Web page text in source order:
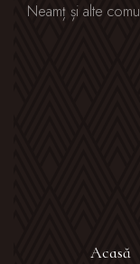
Neamț și alte
Acasă